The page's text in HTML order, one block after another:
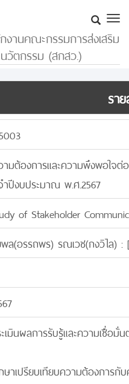
านคณะกรรมการส่งเสริม
วัตกรรม (สกสว.)
รา
มต้องการและความพึงพอใจ
ำปีงบประมาณ พ.ศ.2567
of Stakeholder
พล(อรรถพร) รณเวช(กงวิไล) :
เมินผลการรับรู้และความเชื่อ
าเปรียบเทียบความต้องการ